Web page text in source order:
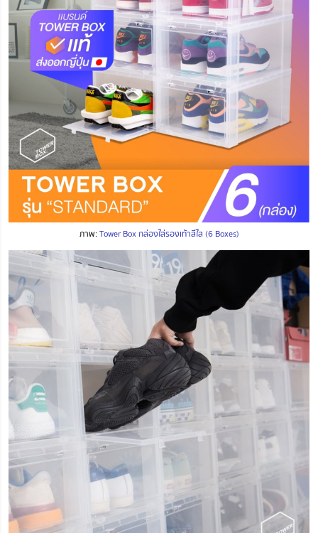
ภาพ:Tower Box กล่องใส่รองเท้าสีใส (6 Boxes)